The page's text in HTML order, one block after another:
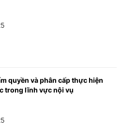
quyền và phân cấp thực hiện
trong lĩnh vực nội vụ